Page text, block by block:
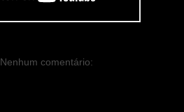
Nenhum comentário: